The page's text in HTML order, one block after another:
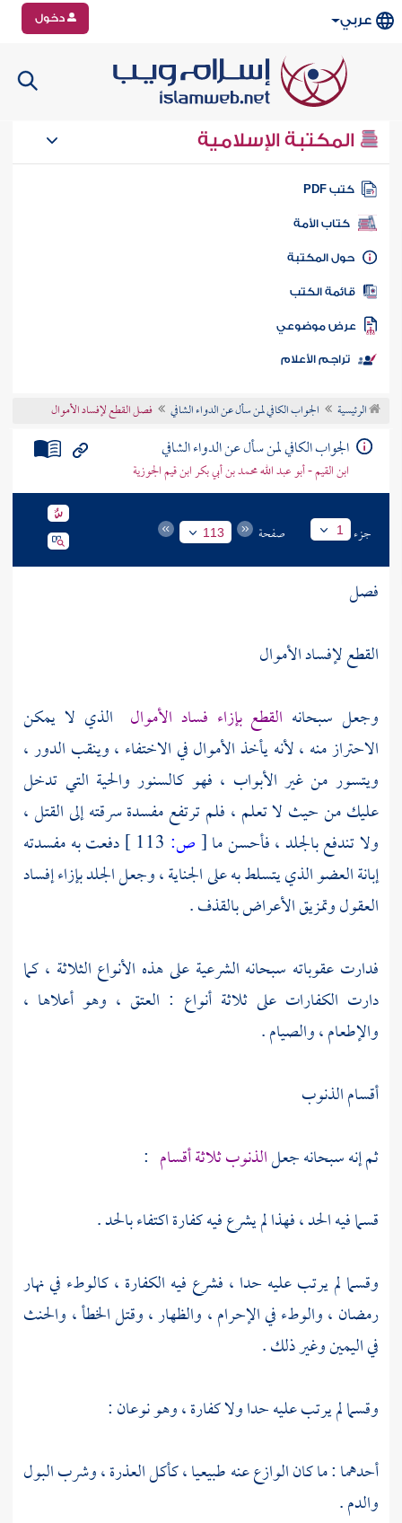
عربي دخول
المكتبة الإسلامية
كتب PDF
كتاب الأمة
المكتبة
الكتب
موضوعي
تراجم الأعلام
الرئيسية الجواب الكافي لمن سأل عن الدواء الشافي فصل القطع لإفساد الأموال
الجواب الكافي لمن سأل عن الدواء الشافي
ابن القيم - أبو عبد الله محمد بن أبي بكر ابن قيم الجوزية
جزء 1 صفحة 113
فصل
القطع لإفساد الأموال
وجعل سبحانه القطع بإزاء فساد الأموال الذي لا يمكن
الاحتراز منه ، لأنه يأخذ الأموال في الاختفاء ، وينقب الدور ،
ويتسور من غير الأبواب ، فهو كالسنور والحية التي تدخل
عليك من حيث لا تعلم ، فلم ترتفع مفسدة سرقته إلى القتل ،
ولا تندفع بالجلد ، فأحسن ما[ص:
دفعت به مفسدته
إبانة العضو الذي يتسلط به على الجناية ، وجعل الجلد بإزاء إفساد
العقول وتمزيق الأعراض بالقذف .
فدارت عقوباته سبحانه الشرعية على هذه الأنواع الثلاثة ، كما
دارت الكفارات على ثلاثة أنواع : العتق ، وهو أعلاها ،
والإطعام ، والصيام .
أقسام الذنوب
ثم إنه سبحانه جعلالذنوب ثلاثة أقسام :
قسما فيه الحد ، فهذا لم يشرع فيه كفارة اكتفاء بالحد .
وقسما لم يرتب عليه حدا ، فشرع فيه الكفارة ، كالوطء في نهار
رمضان ، والوطء في الإحرام ، والظهار ، وقتل الخطأ ، والحنث
في اليمين وغير ذلك .
وقسما لم يرتب عليه حدا ولا كفارة ، وهو نوعان :
أحدهما : ما كان الوازع عنه طبيعيا ، كأكل العذرة ، وشرب البول
والدم .